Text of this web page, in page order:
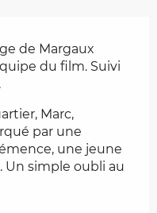
de Margaux
du film. Suivi
Marc,
par une
une jeune
simple oubli au